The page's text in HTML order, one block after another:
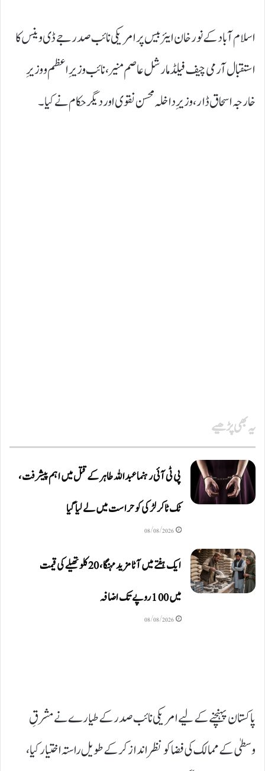
اسلام آباد کے نور خان ایئر بیس پر امریکی نائب صدر جے ڈی وینس کا
استقبال آرمی چیف فیلڈ مارشل عاصم منیر، نائب وزیرِ اعظم و وزیرِ
خارجہ اسحاق ڈار، وزیرِ داخلہ محسن نقوی اور دیگر حکام نے کیا۔
یہ بھی پڑھیے
پی ٹی آئی رہنما عبداللہ طاہر کے قتل میں اہم پیشرفت،
ٹک ٹاکر لڑکی کو حراست میں لے لیا گیا
08/08/2026
ایک ہفتے میں آٹا مزید مہنگا، 20 کلو تھیلے کی قیمت
میں 100 روپے تک اضافہ
08/08/2026
پاکستان پہنچنے کے لیے امریکی نائب صدر کے طیارے نے مشرقِ
وسطیٰ کے ممالک کی فضا کو نظر انداز کر کے طویل راستہ اختیار کیا،